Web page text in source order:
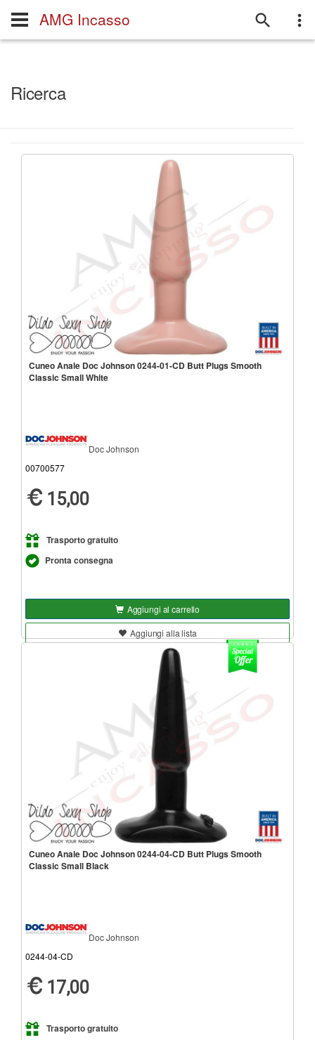
AMG Incasso
Ricerca
Cuneo Anale Doc Johnson 0244-01-CD Butt Plugs Smooth
Classic Small White
Doc Johnson
00700577
15,00
Trasporto gratuito
Pronta consegna
Aggiungi al carrello
Aggiungi alla lista
Cuneo Anale Doc Johnson 0244-04-CD Butt Plugs Smooth
Classic Small Black
Doc Johnson
0244-04-CD
17,00
Trasporto gratuito